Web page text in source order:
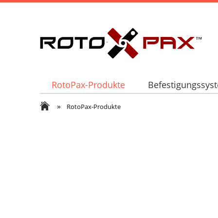
RotoPax-Produkte
» RotoPax-Produkte